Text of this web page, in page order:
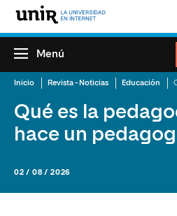
Menú
Inicio Revista - Noticias Educación
Qué es la
hace un
02 / 08 / 2026